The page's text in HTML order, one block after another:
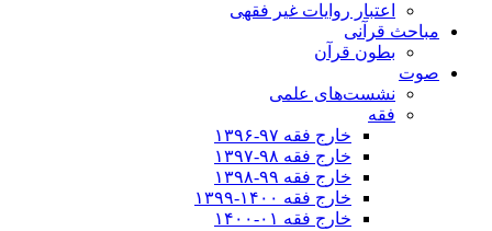
اعتبار روایات غیر فقهی
مباحث قرآنی
بطون قرآن
صوت
نشست‌های علمی
فقه
خارج فقه ۹۷-۱۳۹۶
خارج فقه ۹۸-۱۳۹۷
خارج فقه ۹۹-۱۳۹۸
خارج فقه ۱۴۰۰-۱۳۹۹
خارج فقه ۰۱-۱۴۰۰